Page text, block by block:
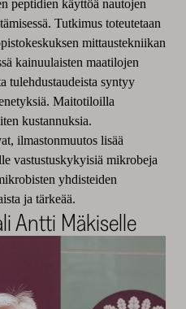
peptidien käyttöä nautojen
Tutkimus toteutetaan
mittaustekniikan
kainuulaisten maatilojen
tulehdustaudeista syntyy
Maitotiloilla
kustannuksia.
ilmastonmuutos lisää
vastustuskykyisiä mikrobeja
yhdisteiden
ja tärkeää.
Antti Mäkiselle